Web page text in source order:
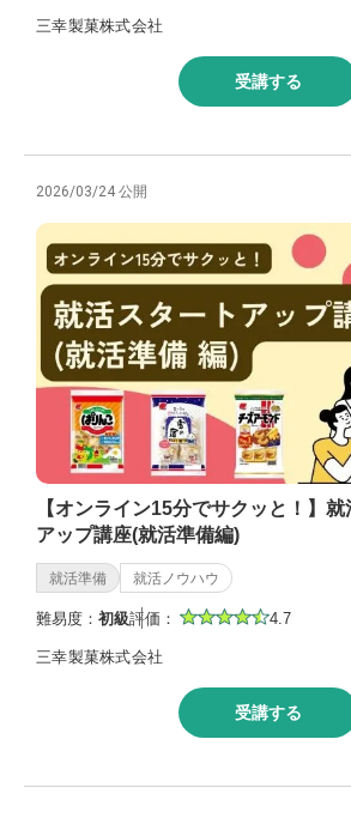
三幸製菓株式会社
受講する
2026/03/24 公開
【オンライン15分でサクッと！】就
アップ講座(就活準備編)
就活準備 就活ノウハウ
難易度： 初級評価： 4.7
三幸製菓株式会社
受講する